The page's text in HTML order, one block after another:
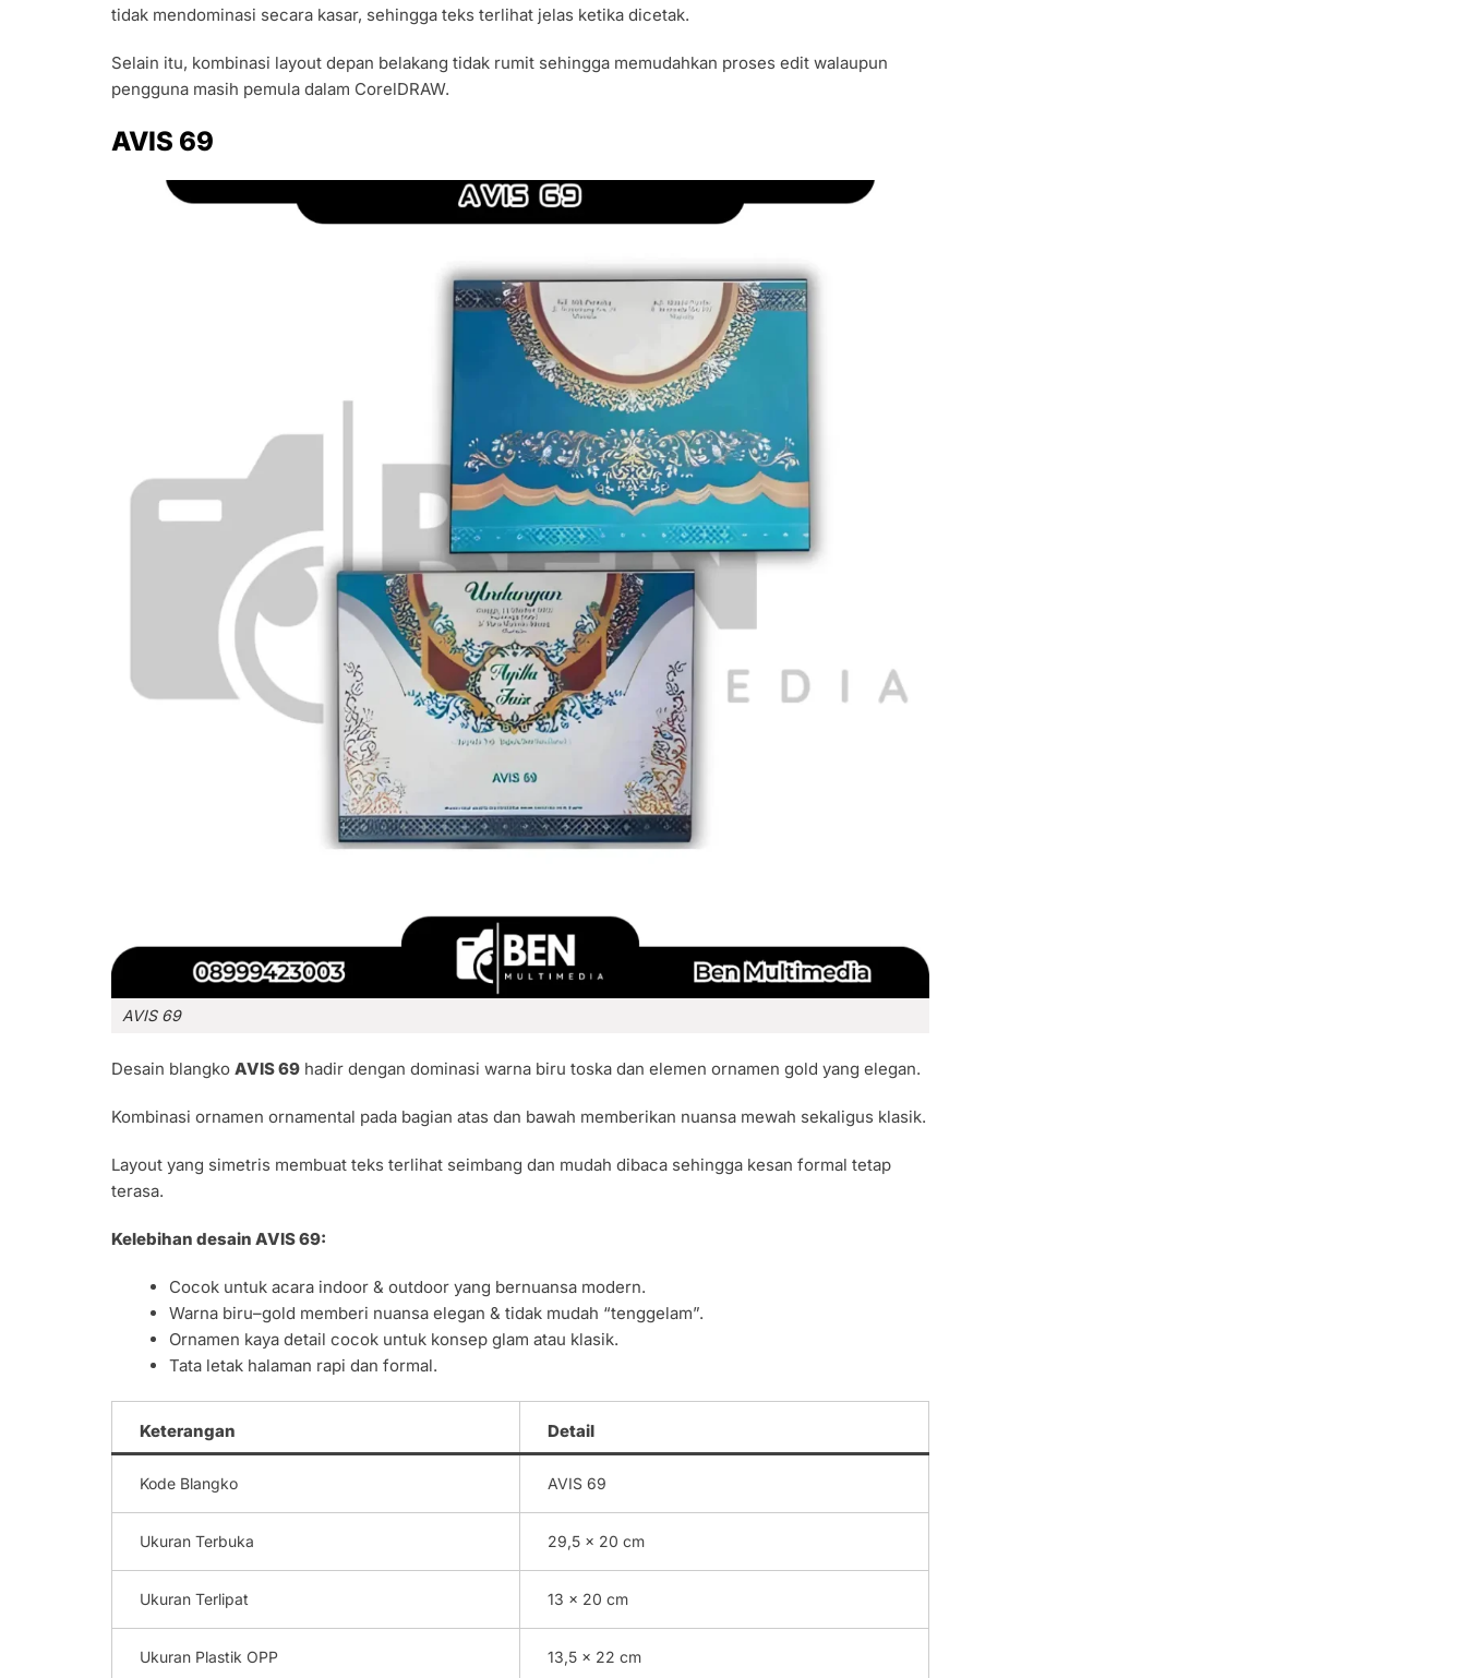
tidak mendominasi secara kasar, sehingga teks terlihat jelas ketika dicetak.
Selain itu, kombinasi layout depan belakang tidak rumit sehingga memudahkan proses edit walaupun
pengguna masih pemula dalam CorelDRAW.
AVIS 69
AVIS 69
Desain blangko AVIS 69 hadir dengan dominasi warna biru toska dan elemen ornamen gold yang elegan.
Kombinasi ornamen ornamental pada bagian atas dan bawah memberikan nuansa mewah sekaligus klasik.
Layout yang simetris membuat teks terlihat seimbang dan mudah dibaca sehingga kesan formal tetap
terasa.
Kelebihan desain AVIS 69:
Cocok untuk acara indoor & outdoor yang bernuansa modern.
Warna biru–gold memberi nuansa elegan & tidak mudah “tenggelam”.
Ornamen kaya detail cocok untuk konsep glam atau klasik.
Tata letak halaman rapi dan formal.
Keterangan Detail
Kode Blangko AVIS 69
Ukuran Terbuka 29,5 x 20 cm
Ukuran Terlipat 13 x 20 cm
Ukuran Plastik OPP 13,5 x 22 cm